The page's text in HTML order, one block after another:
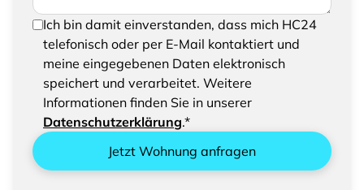
Um Ihre Anfrage senden zu können, bestätigen
Sie bitte das Speichern und Verarbeiten Ihrer
eingegebenen Daten
Ich bin damit einverstanden, dass mich HC24
telefonisch oder per E-Mail kontaktiert und
meine eingegebenen Daten elektronisch
speichert und verarbeitet. Weitere
Informationen finden Sie in unserer
Datenschutzerklärung.*
Jetzt Wohnung anfragen